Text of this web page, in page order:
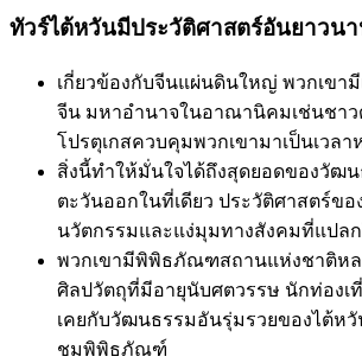
ทัวร์ไต้หวันมีประวัติศาสตร์อันยาวน
เกี่ยวข้องกับจีนแผ่นดินใหญ่ พวกเขา
จีน มหาอำนาจในอาณานิคมเช่นชา
โปรตุเกสควบคุมพวกเขามาเป็นเวลา
สิ่งนี้ทำให้มั่นใจได้ถึงสุดยอดของวัฒ
ตะวันออกในที่เดียว ประวัติศาสตร์ขอ
นวัตกรรมและแง่มุมทางสังคมที่แปล
พวกเขามีพิพิธภัณฑสถานแห่งชาติหล
ศิลปวัตถุที่มีอายุนับศตวรรษ นักท่องเ
เคยกับวัฒนธรรมอันรุ่มรวยของไต้หวั
ชมพิพิธภัณฑ์